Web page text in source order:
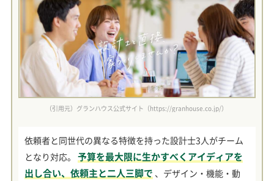
（引用元）グランハウス公式サイト（https://granhouse.co.jp/）
依頼者と同世代の異なる特徴を持った設計士3人がチーム
となり対応。 予算を最大限に生かすべくアイディアを
出し合い、依頼主と二人三脚で 、デザイン・機能・動